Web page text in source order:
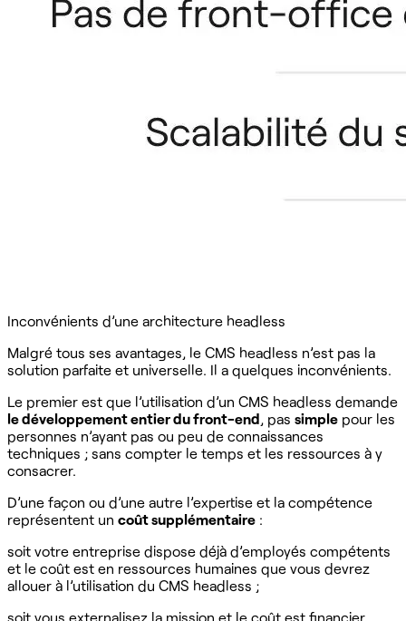
Inconvénients d’une architecture headless
Malgré tous ses avantages, le CMS headless n’est pas la
solution parfaite et universelle. Il a quelques inconvénients.
Le premier est que l’utilisation d’un CMS headless demande
le développement entier du front-end, pas simple pour les
personnes n’ayant pas ou peu de connaissances
techniques ; sans compter le temps et les ressources à y
consacrer.
D’une façon ou d’une autre l’expertise et la compétence
représentent un coût supplémentaire :
soit votre entreprise dispose déjà d’employés compétents
et le coût est en ressources humaines que vous devrez
allouer à l’utilisation du CMS headless ;
soit vous externalisez la mission et le coût est financier.